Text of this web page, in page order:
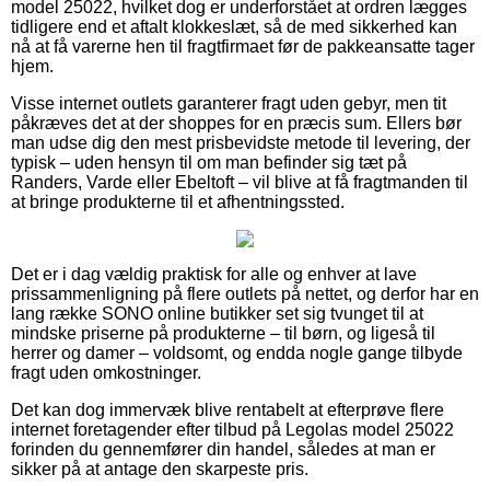
model 25022, hvilket dog er underforstået at ordren lægges
tidligere end et aftalt klokkeslæt, så de med sikkerhed kan
nå at få varerne hen til fragtfirmaet før de pakkeansatte tager
hjem.
Visse internet outlets garanterer fragt uden gebyr, men tit
påkræves det at der shoppes for en præcis sum. Ellers bør
man udse dig den mest prisbevidste metode til levering, der
typisk – uden hensyn til om man befinder sig tæt på
Randers, Varde eller Ebeltoft – vil blive at få fragtmanden til
at bringe produkterne til et afhentningssted.
Det er i dag vældig praktisk for alle og enhver at lave
prissammenligning på flere outlets på nettet, og derfor har en
lang række SONO online butikker set sig tvunget til at
mindske priserne på produkterne – til børn, og ligeså til
herrer og damer – voldsomt, og endda nogle gange tilbyde
fragt uden omkostninger.
Det kan dog immervæk blive rentabelt at efterprøve flere
internet foretagender efter tilbud på Legolas model 25022
forinden du gennemfører din handel, således at man er
sikker på at antage den skarpeste pris.